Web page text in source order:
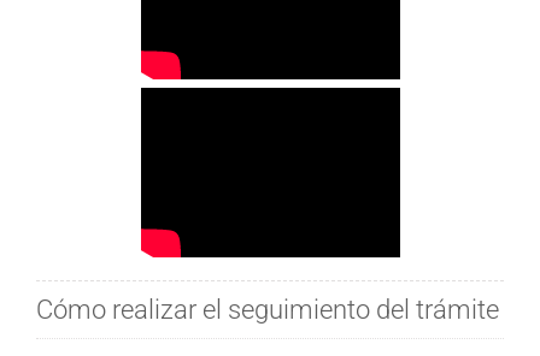
Cómo realizar el seguimiento del trámite